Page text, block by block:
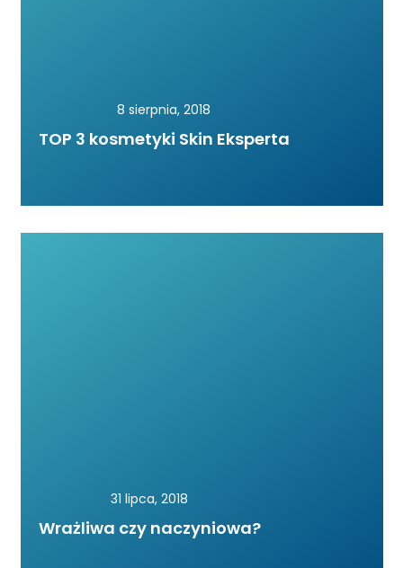
8 sierpnia, 2018
TOP 3 kosmetyki Skin Eksperta
31 lipca, 2018
Wrażliwa czy naczyniowa?